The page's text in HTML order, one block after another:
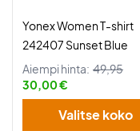
Yonex Women T-shirt
242407 Sunset Blue
Aiempi hinta: 49,95
30,00 €
Valitse koko